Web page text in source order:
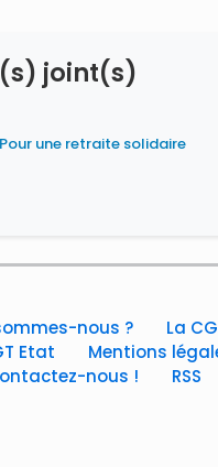
joint(s)
une retraite solidaire
nous ?
La
Etat
Mentions
nous !
RSS